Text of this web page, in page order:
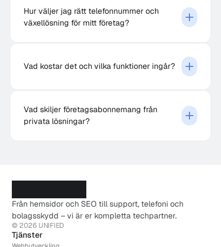
Hur väljer jag rätt telefonnummer och
växellösning för mitt företag?
Vad kostar det och vilka funktioner ingår?
Vad skiljer företagsabonnemang från
privata lösningar?
Från hemsidor och SEO till support, telefoni och
bolagsskydd – vi är er kompletta techpartner.
© 2026 UNIFIED
Tjänster